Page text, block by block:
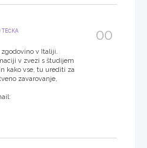
TEČKA
v Italiji.
v zvezi s študijem
kako vse, tu urediti za
zavarovanje,
00